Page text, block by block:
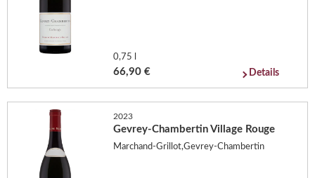
0,75 l
66,90 € Details
2023
Gevrey-Chambertin Village Rouge
Marchand-Grillot,Gevrey-Chambertin